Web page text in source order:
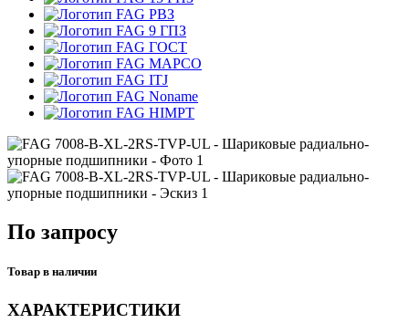
РВЗ
9 ГПЗ
ГОСТ
MAPCO
ITJ
Noname
HIMPT
По запросу
Товар в наличии
ХАРАКТЕРИСТИКИ